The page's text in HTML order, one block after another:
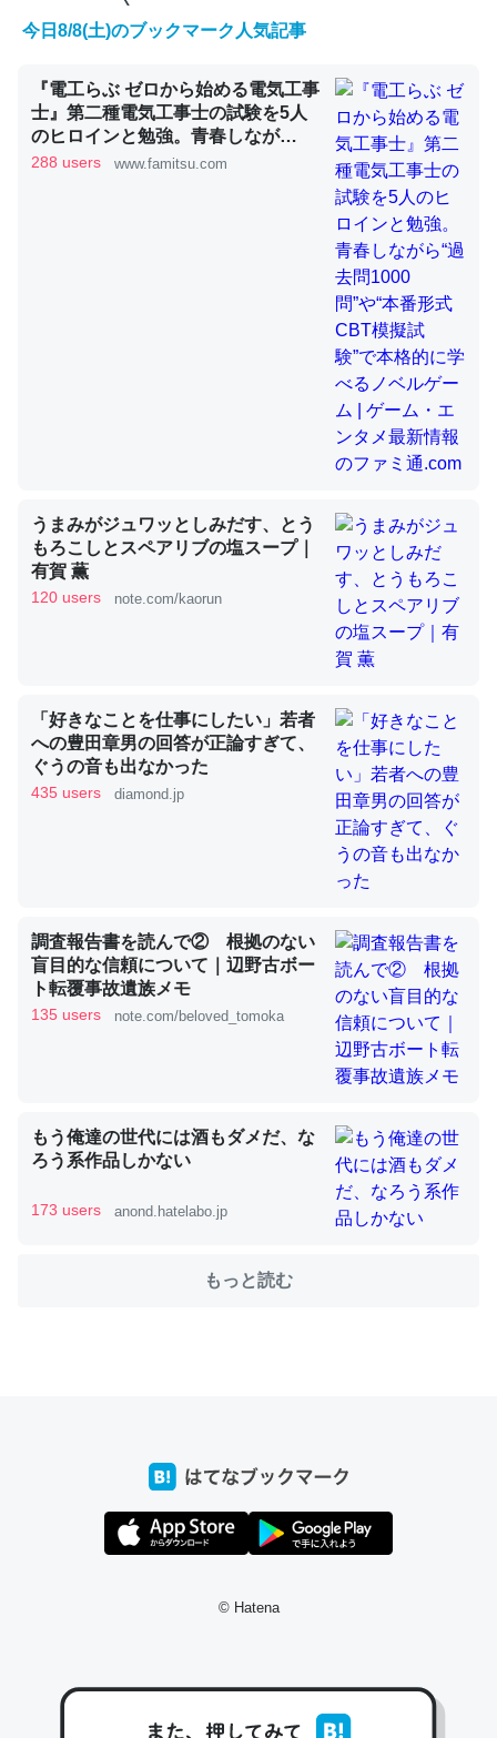
くらい。小説でいう「ずっと前の伏線」は回収されないけ
ど、短期記憶というには多い分量。進化すればするほど分
かりやすく強くなりそう
─GPTの仕組みと限界についての考察（１） - conceptualization
昆虫ってカルシウム少ないのか。知らんかった。調べたら
コオロギのカルシウム分はエビの600分の1程度。
─ニュース :: 【研究発表】昆虫学の大問題＝「昆虫はなぜ海にいな
論文では「淡水はカルシウムも酸素も不足してて両方に不
利だから両方が拮抗してるのでは」とあって面白い。海に
いる鋏角類（カブトガニ・ウミグモ）はカルシウムを使わ
ずキチンを強化してる筈だが、酵素が違うのか？
─ニュース :: 【研究発表】昆虫学の大問題＝「昆虫はなぜ海にいな
これを元に考えるとカルシウムを大量に使う脊椎動物と貝
類は苦労してるんだな…。腹足類だと殻を無くしてナメク
ウチもEchoを実家に置いて４年。でたまに覗いてる。ぼ
ちぼちRingも置こうかと画策中。あと、Googleマップで
これ見て生きてるなって分かる。
─たまにLINEするくらいだった遠方の父67歳と僕。ITツール導入で
コミュニケーションが劇的に変化した｜tayorini by LIFULL介護
コミュニケーションが劇的に変化した｜tayorini by LIFULL介護
私も3年前ぐらいに祖母の家に設置した。ポケットWifiみ
https://toyoshi.hatenablog.com/entry/2019/05/15/1805
今日8/8(土)のブックマーク人気記事
『電工らぶ ゼロから始める電気工事
士』第二種電気工事士の試験を5人
のヒロインと勉強。青春しなが
ら“過去問1000問”や“本番形式CBT
288 users www.famitsu.com
うまみがジュワッとしみだす、とう
もろこしとスペアリブの塩スープ｜
有賀 薫
120 users note.com/kaorun
「好きなことを仕事にしたい」若者
への豊田章男の回答が正論すぎて、
ぐうの音も出なかった
435 users diamond.jp
調査報告書を読んで② 根拠のない
盲目的な信頼について｜辺野古ボー
ト転覆事故遺族メモ
135 users note.com/beloved_tomoka
もう俺達の世代には酒もダメだ、な
ろう系作品しかない
173 users anond.hatelabo.jp
もっと読む
© Hatena